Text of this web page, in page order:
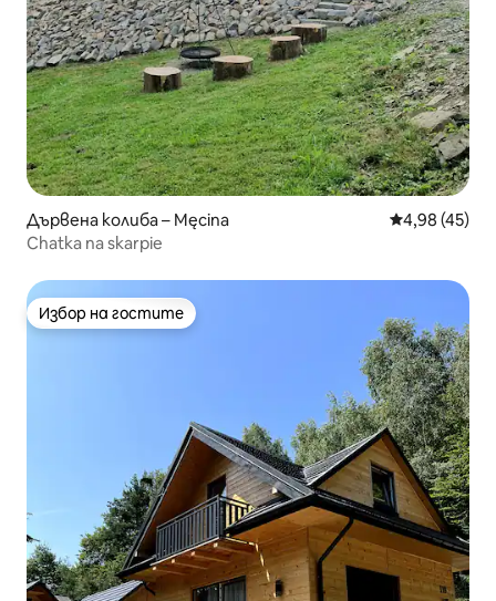
Дървена колиба – Męcina Средна
4,98 (45)
Chatka na skarpie
Избор на гостите
Избор на гостите